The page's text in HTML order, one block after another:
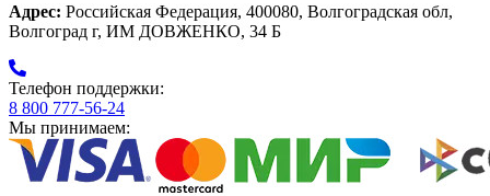
Адрес: Российская Федерация, 400080, Волгоградская обл,
Волгоград г, ИМ ДОВЖЕНКО, 34 Б
Телефон поддержки:
8 800 777-56-24
Мы принимаем: